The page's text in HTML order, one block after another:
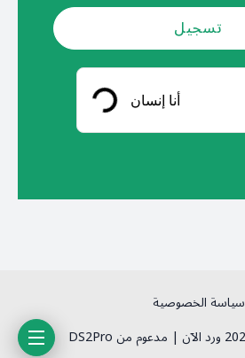
سياسة الخصوصية